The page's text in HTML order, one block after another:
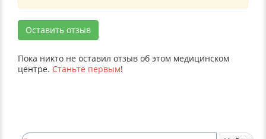
Оставить отзыв
Пока никто не оставил отзыв об этом медицинском
центре. Станьте первым!